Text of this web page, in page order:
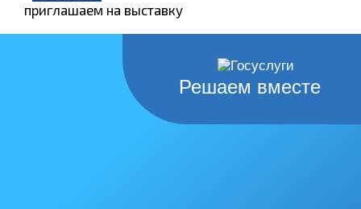
приглашаем на выставку
Решаем вместе